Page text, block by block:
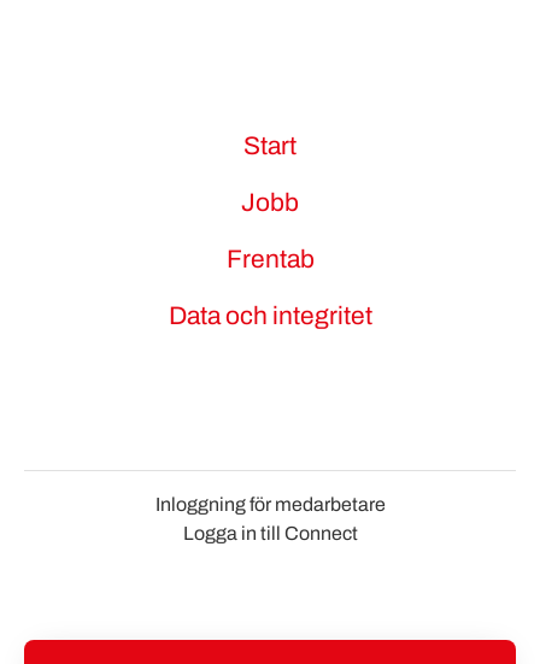
Start
Jobb
Frentab
Data och integritet
Inloggning för medarbetare
Logga in till Connect